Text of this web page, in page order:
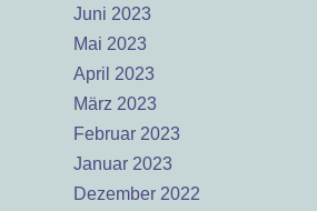
Juni 2023
Mai 2023
April 2023
März 2023
Februar 2023
Januar 2023
Dezember 2022